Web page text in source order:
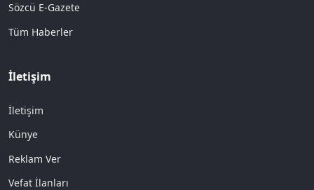
Sözcü E-Gazete
Tüm Haberler
İletişim
İletişim
Künye
Reklam Ver
Vefat İlanları